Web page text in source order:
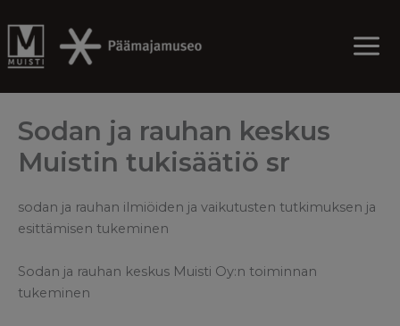
to
content
Sodan ja rauhan keskus
Muistin tukisäätiö sr
sodan ja rauhan ilmiöiden ja vaikutusten tutkimuksen ja
esittämisen tukeminen
Sodan ja rauhan keskus Muisti Oy:n toiminnan
tukeminen